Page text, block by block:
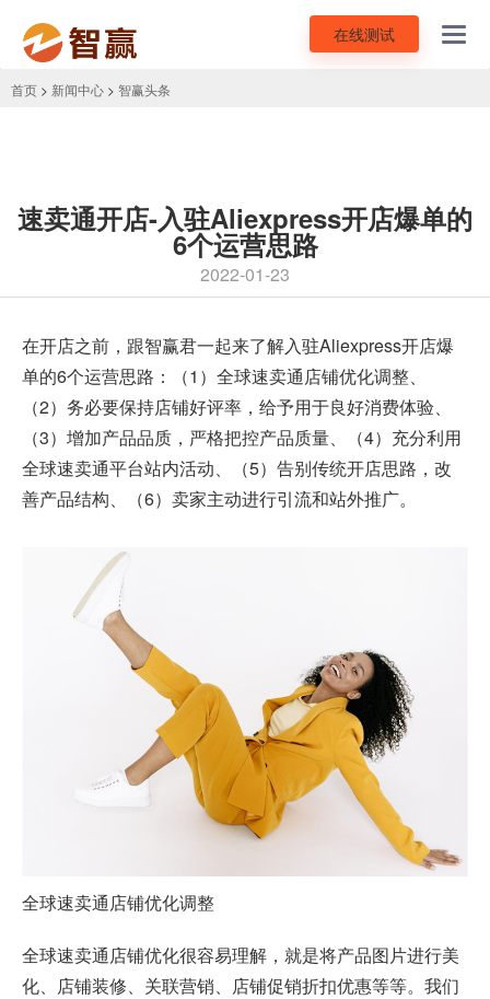
在线测试
首页 > 新闻中心 > 智赢头条
速卖通开店-入驻Aliexpress开店爆单的
6个运营思路
2022-01-23
在开店之前，跟智赢君一起来了解入驻Aliexpress开店爆
单的6个运营思路：（1）全球速卖通店铺优化调整、
（2）务必要保持店铺好评率，给予用于良好消费体验、
（3）增加产品品质，严格把控产品质量、（4）充分利用
全球速卖通平台站内活动、（5）告别传统开店思路，改
善产品结构、（6）卖家主动进行引流和站外推广。
全球速卖通店铺优化调整
全球速卖通店铺优化很容易理解，就是将产品图片进行美
化、店铺装修、关联营销、店铺促销折扣优惠等等。我们